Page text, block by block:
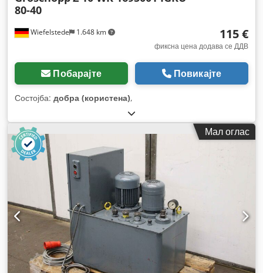
Wiefelstede 1.648 km
80-40
115 €
фиксна цена додава се ДДВ
Побарајте Повикајте
Состојба: добра (користена),
Мал оглас